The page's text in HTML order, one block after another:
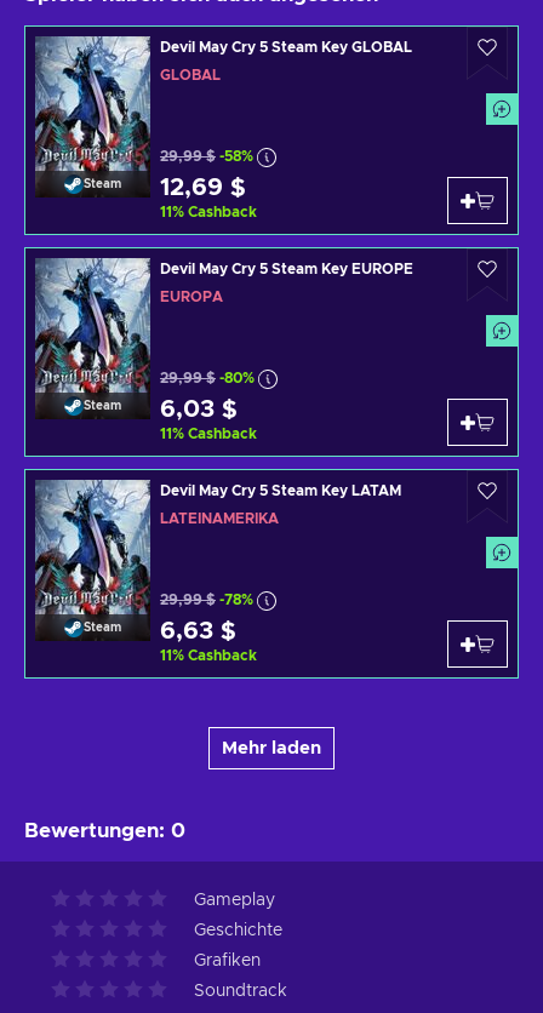
Steam
Devil May Cry 5 Steam Key GLOBAL
GLOBAL
29,99 $ -58%
12,69 $
11% Cashback
Steam
Devil May Cry 5 Steam Key EUROPE
EUROPA
29,99 $ -80%
6,03 $
11% Cashback
Steam
Devil May Cry 5 Steam Key LATAM
LATEINAMERIKA
29,99 $ -78%
6,63 $
11% Cashback
Mehr laden
Bewertungen: 0
Gameplay
Geschichte
Grafiken
Soundtrack